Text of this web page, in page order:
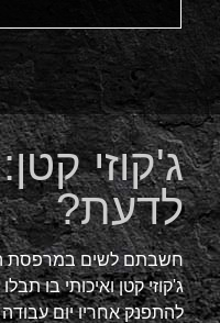
ג'קוזי
לדעת?
חשבתם לשים במרפסת
ג'קוזי קטן ואיכותי בו
להתפנק אחריו יום